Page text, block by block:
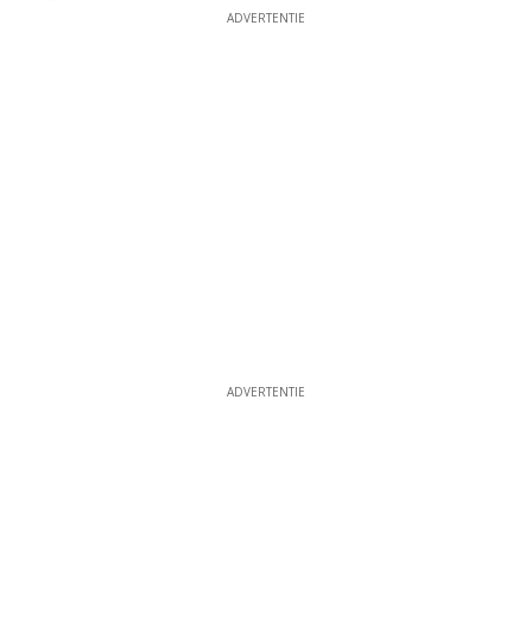
ADVERTENTIE
ADVERTENTIE